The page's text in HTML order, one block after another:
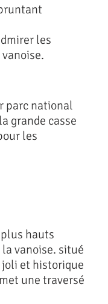
les
parc national
grande casse
les
hauts
vanoise. situé
et historique
une traversé